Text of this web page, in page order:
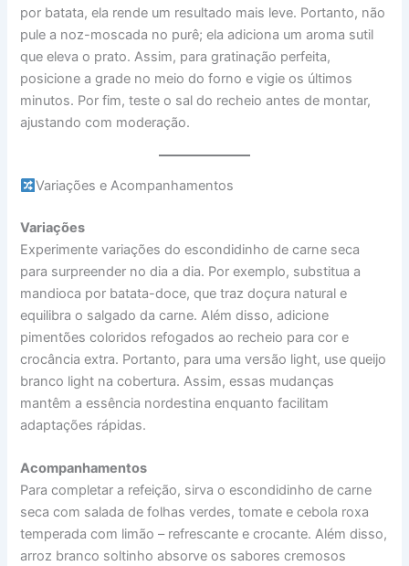
por batata, ela rende um resultado mais leve. Portanto, não
pule a noz-moscada no purê; ela adiciona um aroma sutil
que eleva o prato. Assim, para gratinação perfeita,
posicione a grade no meio do forno e vigie os últimos
minutos. Por fim, teste o sal do recheio antes de montar,
ajustando com moderação.
Variações e Acompanhamentos
Variações
Experimente variações do escondidinho de carne seca
para surpreender no dia a dia. Por exemplo, substitua a
mandioca por batata-doce, que traz doçura natural e
equilibra o salgado da carne. Além disso, adicione
pimentões coloridos refogados ao recheio para cor e
crocância extra. Portanto, para uma versão light, use queijo
branco light na cobertura. Assim, essas mudanças
mantêm a essência nordestina enquanto facilitam
adaptações rápidas.
Acompanhamentos
Para completar a refeição, sirva o escondidinho de carne
seca com salada de folhas verdes, tomate e cebola roxa
temperada com limão – refrescante e crocante. Além disso,
arroz branco soltinho absorve os sabores cremosos